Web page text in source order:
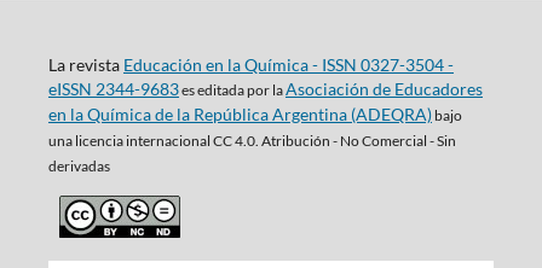
La revista Educación en la Química - ISSN 0327-3504 -
eISSN 2344-9683es editada por laAsociación de Educadores
en la Química de la República Argentina (ADEQRA)bajo
una licencia internacional CC 4.0. Atribución - No Comercial - Sin
derivadas